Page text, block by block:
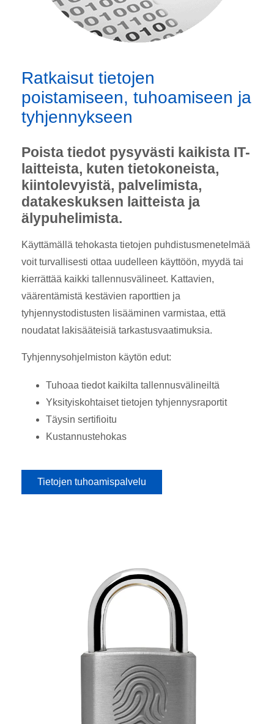
Ratkaisut tietojen
poistamiseen, tuhoamiseen ja
tyhjennykseen
Poista tiedot pysyvästi kaikista IT-
laitteista, kuten tietokoneista,
kiintolevyistä, palvelimista,
datakeskuksen laitteista ja
älypuhelimista.
Käyttämällä tehokasta tietojen puhdistusmenetelmää
voit turvallisesti ottaa uudelleen käyttöön, myydä tai
kierrättää kaikki tallennusvälineet. Kattavien,
väärentämistä kestävien raporttien ja
tyhjennystodistusten lisääminen varmistaa, että
noudatat lakisääteisiä tarkastusvaatimuksia.
Tyhjennysohjelmiston käytön edut:
Tuhoaa tiedot kaikilta tallennusvälineiltä
Yksityiskohtaiset tietojen tyhjennysraportit
Täysin sertifioitu
Kustannustehokas
Tietojen tuhoamispalvelu